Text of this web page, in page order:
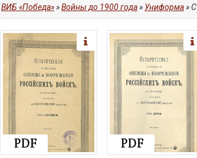
ВИБ «Победа»»Войны до 1900 года» Униформа»